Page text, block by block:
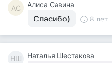
АС Алиса Савина
Спасибо) 8 лет
НШ Наталья Шестакова